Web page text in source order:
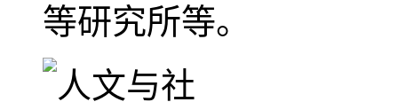
等研究所等。